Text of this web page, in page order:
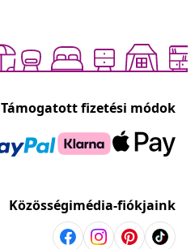
Támogatott fizetési módok
Közösségimédia-fiókjaink